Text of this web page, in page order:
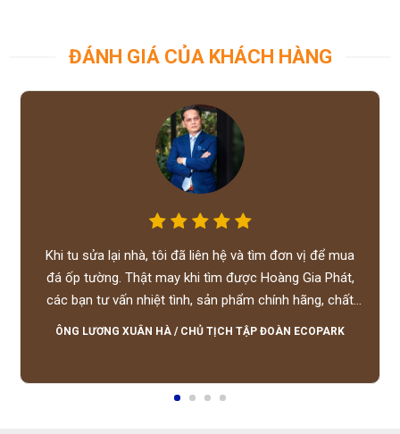
ĐÁNH GIÁ CỦA KHÁCH HÀNG
Khi tu sửa lại nhà, tôi đã liên hệ và tìm đơn vị để mua
đá ốp tường. Thật may khi tìm được Hoàng Gia Phát,
các bạn tư vấn nhiệt tình, sản phẩm chính hãng, chất
lượng tốt, giá hợp lý, hỗ trợ tận tình.
ÔNG LƯƠNG XUÂN HÀ / CHỦ TỊCH TẬP ĐOÀN ECOPARK